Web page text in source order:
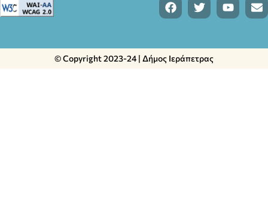
© Copyright 2023-24 | Δήμος Ιεράπετρας